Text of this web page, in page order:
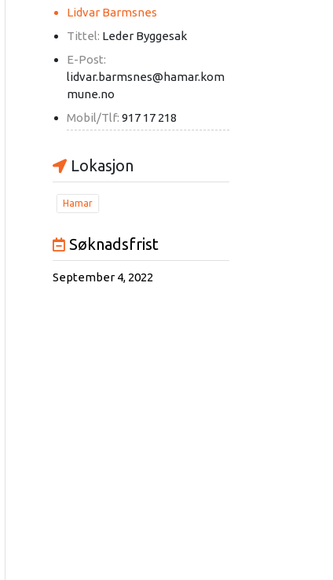
Lidvar Barmsnes
Tittel: Leder Byggesak
E-Post:
lidvar.barmsnes@hamar.kom
mune.no
Mobil/Tlf: 917 17 218
Lokasjon
Hamar
Søknadsfrist
September 4, 2022